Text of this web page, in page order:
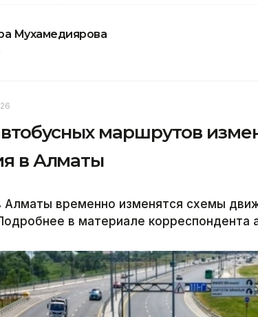
Мухамедиярова
маршрутов
в Алматы
Алматы временно изменятся схемы
в материале корреспондента